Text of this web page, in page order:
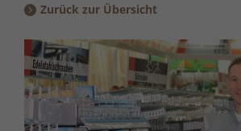
Zurück zur Übersicht